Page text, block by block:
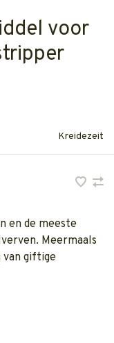
voor
Kreidezeit
en de meeste
Meermaals
van giftige